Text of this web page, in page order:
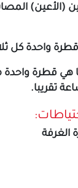
قطرة واحدة كل
هي قطرة واحدة
الغرفة